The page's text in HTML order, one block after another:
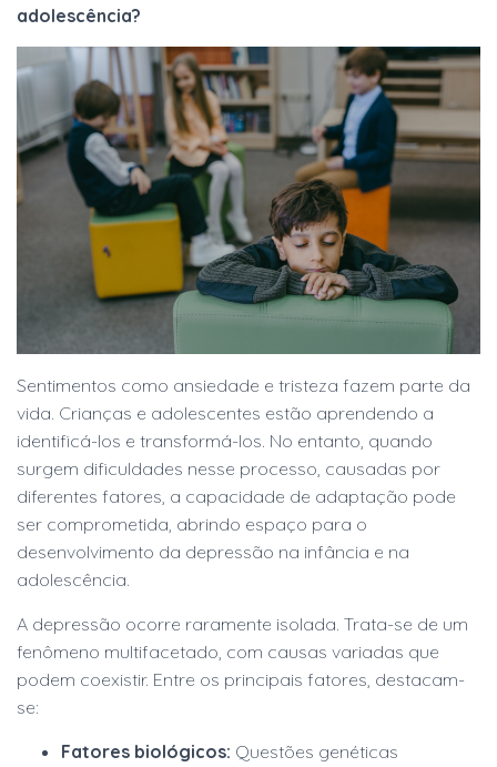
adolescência?
Sentimentos como ansiedade e tristeza fazem parte da
vida. Crianças e adolescentes estão aprendendo a
identificá-los e transformá-los. No entanto, quando
surgem dificuldades nesse processo, causadas por
diferentes fatores, a capacidade de adaptação pode
ser comprometida, abrindo espaço para o
desenvolvimento da depressão na infância e na
adolescência.
A depressão ocorre raramente isolada. Trata-se de um
fenômeno multifacetado, com causas variadas que
podem coexistir. Entre os principais fatores, destacam-
se:
Fatores biológicos: Questões genéticas